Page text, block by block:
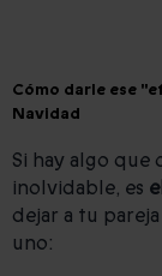
Cómo darle ese
Navidad
Si hay algo que
inolvidable, es
dejar a tu
uno: